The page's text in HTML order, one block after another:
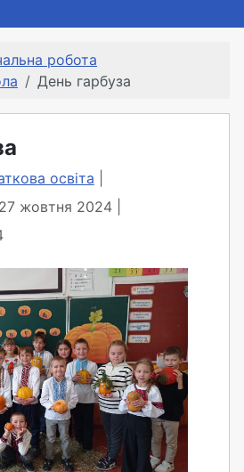
робота
День гарбуза
освіта
жовтня 2024